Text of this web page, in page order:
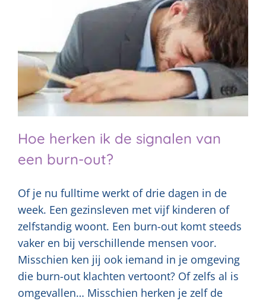
Hoe herken ik de signalen van
een burn-out?
Of je nu fulltime werkt of drie dagen in de
week. Een gezinsleven met vijf kinderen of
zelfstandig woont. Een burn-out komt steeds
vaker en bij verschillende mensen voor.
Misschien ken jij ook iemand in je omgeving
die burn-out klachten vertoont? Of zelfs al is
omgevallen… Misschien herken je zelf de